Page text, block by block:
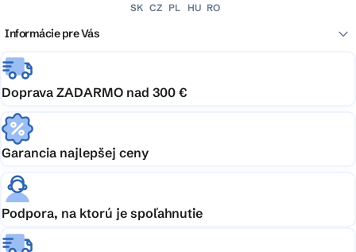
SK CZ PL HU RO
Informácie pre Vás
Doprava ZADARMO nad 300 €
Garancia najlepšej ceny
Podpora, na ktorú je spoľahnutie